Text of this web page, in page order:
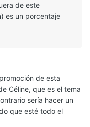
de este
es un porcentaje
de esta
Céline, que es el tema
sería hacer un
que esté todo el